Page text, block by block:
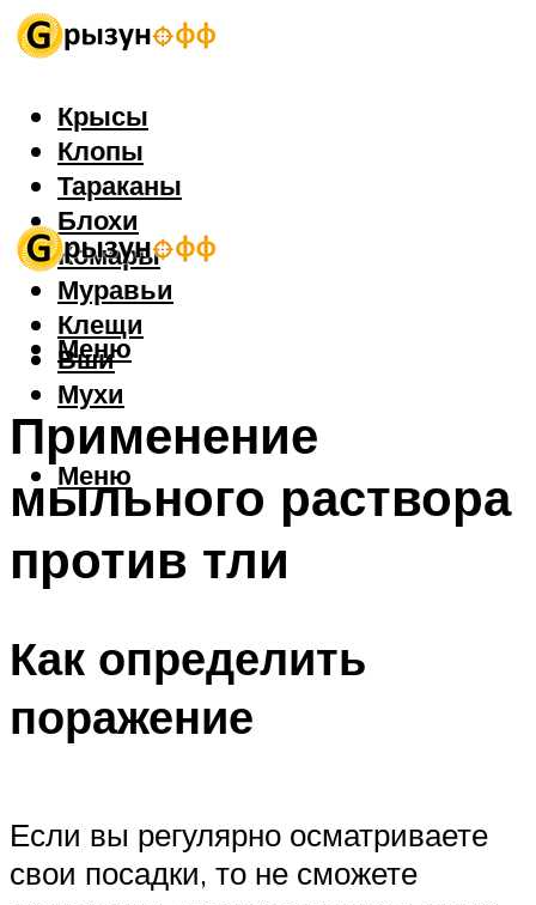
Крысы
Клопы
Тараканы
Блохи
Комары
Муравьи
Клещи
Вши
Мухи
Меню
Меню
Применение
мыльного раствора
против тли
Как определить
поражение
Если вы регулярно осматриваете
свои посадки, то не сможете